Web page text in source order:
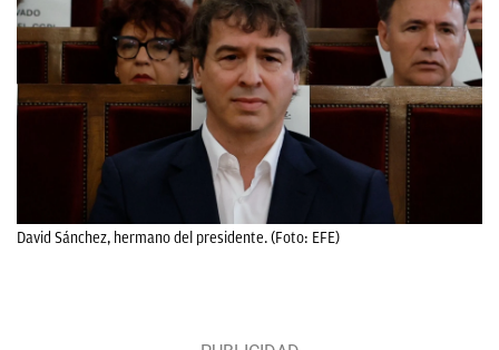
David Sánchez, hermano del presidente. (Foto: EFE)